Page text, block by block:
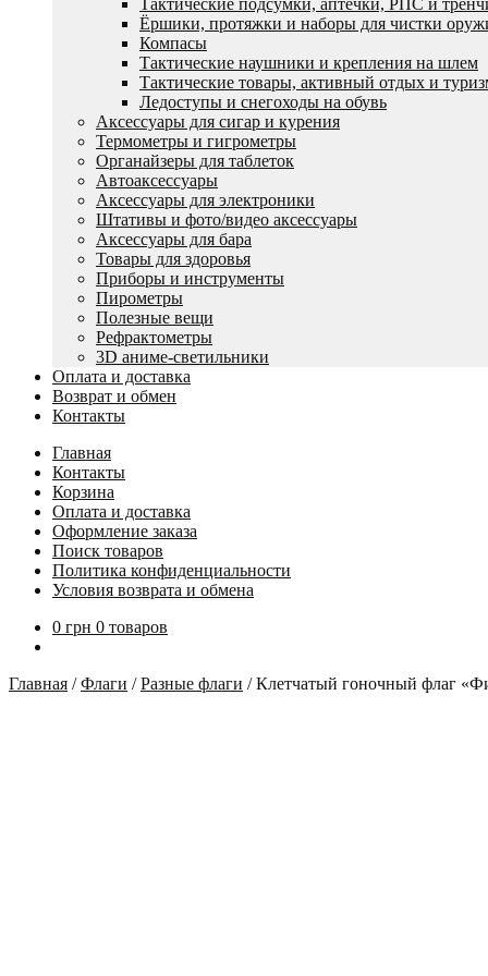
Тактические подсумки, аптечки, РПС и
Ëршики, протяжки и наборы для чистки
Компасы
Тактические наушники и крепления на шлем
Тактические товары, активный отдых и
Ледоступы и снегоходы на обувь
Аксессуары для сигар и курения
Термометры и гигрометры
Органайзеры для таблеток
Автоаксессуары
Аксессуары для электроники
Штативы и фото/видео аксессуары
Аксессуары для бара
Товары для здоровья
Приборы и инструменты
Пирометры
Полезные вещи
Рефрактометры
3D аниме-светильники
Оплата и доставка
Возврат и обмен
Контакты
Главная
Контакты
Корзина
Оплата и доставка
Оформление заказа
Поиск товаров
Политика конфиденциальности
Условия возврата и обмена
0 грн 0 товаров
Главная /Флаги /Разные флаги /Клетчатый гоночный флаг